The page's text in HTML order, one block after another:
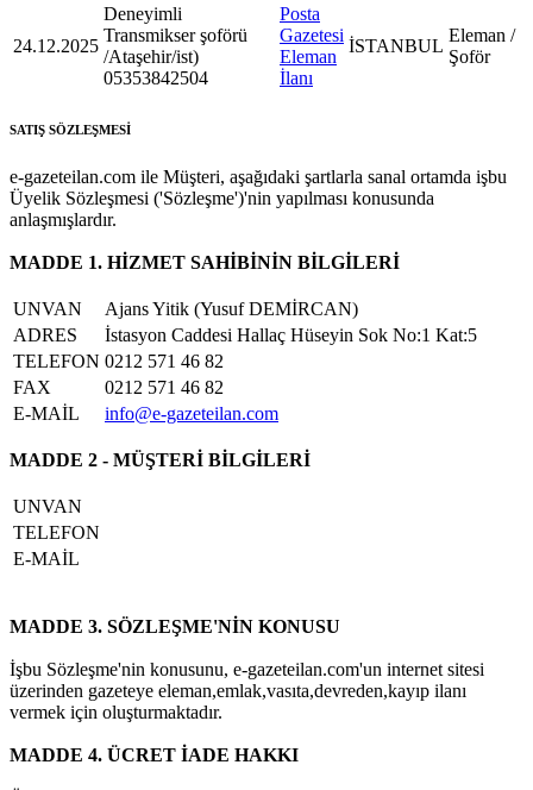
24.12.2025
Deneyimli
Transmikser şoförü
/Ataşehir/ist)
05353842504
Posta
Gazetesi
Eleman
İlanı
İSTANBUL
Eleman /
Şoför
SATIŞ SÖZLEŞMESİ
e-gazeteilan.com ile Müşteri, aşağıdaki şartlarla sanal ortamda işbu
Üyelik Sözleşmesi ('Sözleşme')'nin yapılması konusunda
anlaşmışlardır.
MADDE 1. HİZMET SAHİBİNİN BİLGİLERİ
UNVAN
Ajans Yitik (Yusuf DEMİRCAN)
ADRES
İstasyon Caddesi Hallaç Hüseyin Sok No:1 Kat:5
TELEFON 0212 571 46 82
FAX
0212 571 46 82
E-MAİL
info@e-gazeteilan.com
MADDE 2 - MÜŞTERİ BİLGİLERİ
UNVAN
TELEFON
E-MAİL
MADDE 3. SÖZLEŞME'NİN KONUSU
İşbu Sözleşme'nin konusunu, e-gazeteilan.com'un internet sitesi
üzerinden gazeteye eleman,emlak,vasıta,devreden,kayıp ilanı
vermek için oluşturmaktadır.
MADDE 4. ÜCRET İADE HAKKI